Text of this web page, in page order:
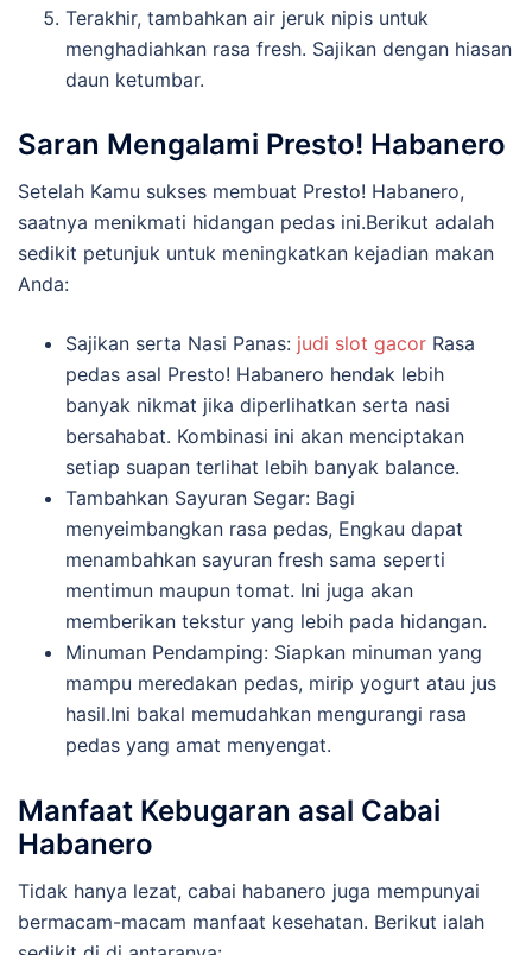
Terakhir, tambahkan air jeruk nipis untuk
menghadiahkan rasa fresh. Sajikan dengan hiasan
daun ketumbar.
Saran Mengalami Presto! Habanero
Setelah Kamu sukses membuat Presto! Habanero,
saatnya menikmati hidangan pedas ini.Berikut adalah
sedikit petunjuk untuk meningkatkan kejadian makan
Anda:
Sajikan serta Nasi Panas: judi slot gacor Rasa
pedas asal Presto! Habanero hendak lebih
banyak nikmat jika diperlihatkan serta nasi
bersahabat. Kombinasi ini akan menciptakan
setiap suapan terlihat lebih banyak balance.
Tambahkan Sayuran Segar: Bagi
menyeimbangkan rasa pedas, Engkau dapat
menambahkan sayuran fresh sama seperti
mentimun maupun tomat. Ini juga akan
memberikan tekstur yang lebih pada hidangan.
Minuman Pendamping: Siapkan minuman yang
mampu meredakan pedas, mirip yogurt atau jus
hasil.Ini bakal memudahkan mengurangi rasa
pedas yang amat menyengat.
Manfaat Kebugaran asal Cabai
Habanero
Tidak hanya lezat, cabai habanero juga mempunyai
bermacam-macam manfaat kesehatan. Berikut ialah